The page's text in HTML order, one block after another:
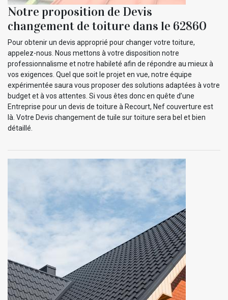
Notre proposition de Devis
changement de toiture dans le 62860
Pour obtenir un devis approprié pour changer votre toiture,
appelez-nous. Nous mettons à votre disposition notre
professionnalisme et notre habileté afin de répondre au mieux à
vos exigences. Quel que soit le projet en vue, notre équipe
expérimentée saura vous proposer des solutions adaptées à votre
budget et à vos attentes. Si vous êtes donc en quête d’une
Entreprise pour un devis de toiture à Recourt, Nef couverture est
là. Votre Devis changement de tuile sur toiture sera bel et bien
détaillé.